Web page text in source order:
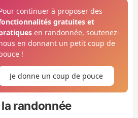
continuer à proposer des
gratuites et
en randonnée, soutenez-
en donnant un petit coup de
!
Je donne un coup de pouce
randonnée